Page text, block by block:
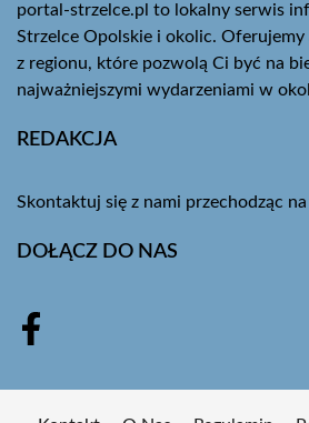
portal-strzelce.pl to lokalny serwis
Strzelce Opolskie i okolic.
z regionu, które pozwolą Ci być na
najważniejszymi wydarzeniami w
REDAKCJA
Skontaktuj się z nami przechodząc
DOŁĄCZ DO NAS